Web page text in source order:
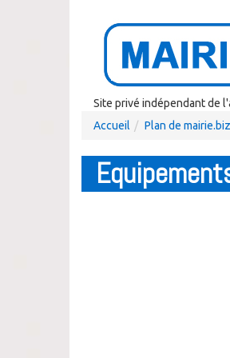
Site privé indépendant de
Accueil
Plan de mairie.biz